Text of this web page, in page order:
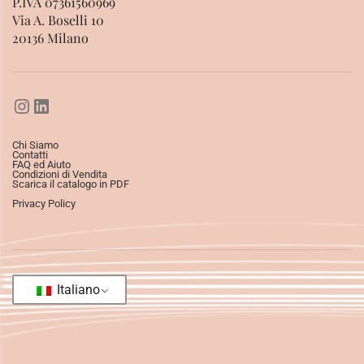
Via A. Boselli 10
20136 Milano
Chi Siamo
Contatti
FAQ ed Aiuto
Condizioni di Vendita
Scarica il catalogo in PDF
Privacy Policy
Italiano